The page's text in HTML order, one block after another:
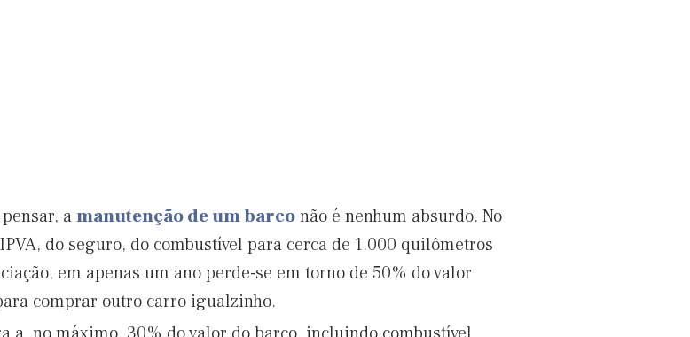
amanutenção de um barconão é nenhum absurdo. No
do seguro, do combustível para cerca de 1.000 quilômetros
em apenas um ano perde-se em torno de 50% do valor
comprar outro carro igualzinho.